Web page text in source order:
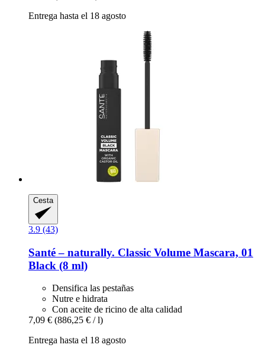
Entrega hasta el 18 agosto
Cesta
3.9 (43)
Santé – naturally. Classic Volume Mascara, 01
Black (8 ml)
Densifica las pestañas
Nutre e hidrata
Con aceite de ricino de alta calidad
7,09 € (886,25 € / l)
Entrega hasta el 18 agosto